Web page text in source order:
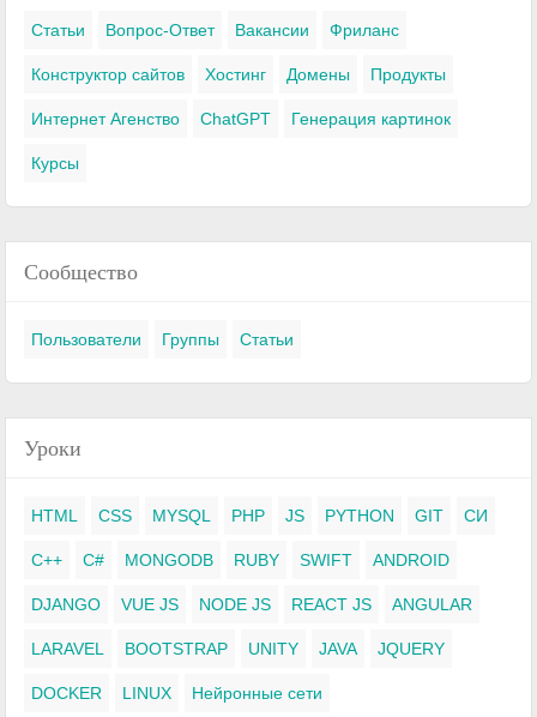
Статьи Вопрос-Ответ Вакансии Фриланс
Конструктор сайтов Хостинг Домены Продукты
Интернет Агенство ChatGPT Генерация картинок
Курсы
Сообщество
Пользователи Группы Статьи
Уроки
HTML CSS MYSQL PHP JS PYTHON GIT СИ
C++ C# MONGODB RUBY SWIFT ANDROID
DJANGO VUE JS NODE JS REACT JS ANGULAR
LARAVEL BOOTSTRAP UNITY JAVA JQUERY
DOCKER LINUX Нейронные сети